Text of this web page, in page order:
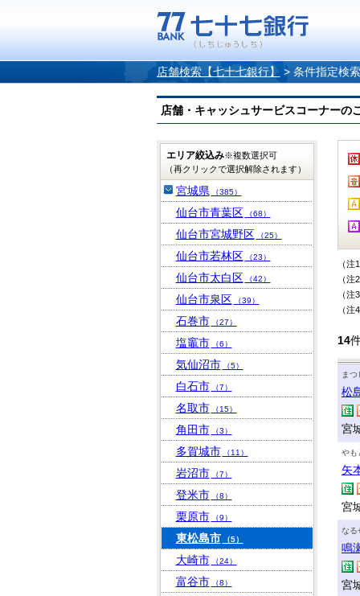
店舗検索【七十七銀行】 > 条件指定検
店舗・キャッシュサービスコーナー
（
（
（
（
14
まつ
松
宮
やも
矢
宮
なる
鳴
宮
エリア絞込み※複数選択可
（再クリックで選択解除されます）
宮城県 （385）
仙台市青葉区 （68）
仙台市宮城野区 （25）
仙台市若林区 （23）
仙台市太白区 （42）
仙台市泉区 （39）
石巻市 （27）
塩竈市 （6）
気仙沼市 （5）
白石市 （7）
名取市 （15）
角田市 （3）
多賀城市 （11）
岩沼市 （7）
登米市 （8）
栗原市 （9）
東松島市 （5）
大崎市 （24）
富谷市 （8）